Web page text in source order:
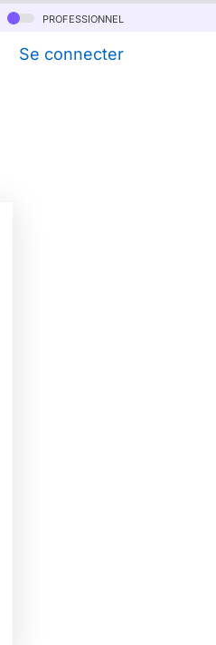
professionnel
Se connecter